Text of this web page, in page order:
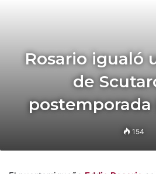
Rosario igualó
de
postemporada
154